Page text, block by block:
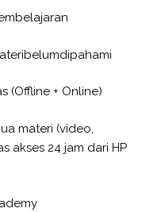
(Offline + Online)
materi (video,
akses 24 jam dari HP